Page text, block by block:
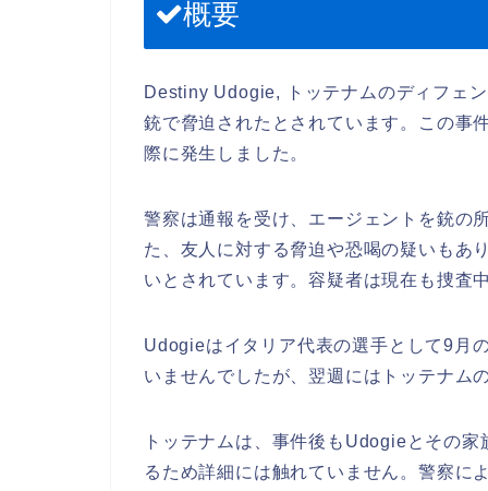
概要
Destiny Udogie, トッテナムのディフェ
銃で脅迫されたとされています。この事
際に発生しました。
警察は通報を受け、エージェントを銃の
た、友人に対する脅迫や恐喝の疑いもあ
いとされています。容疑者は現在も捜査
Udogieはイタリア代表の選手として9月
いませんでしたが、翌週にはトッテナム
トッテナムは、事件後もUdogieとその
るため詳細には触れていません。警察に